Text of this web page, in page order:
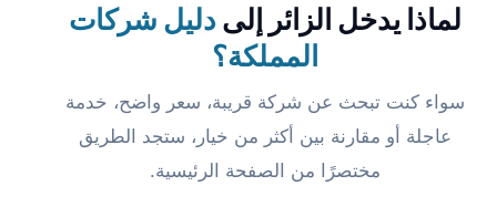
لماذا يدخل الزائر إلىدليل شركات
المملكة؟
سواء كنت تبحث عن شركة قريبة، سعر واضح، خدمة
عاجلة أو مقارنة بين أكثر من خيار، ستجد الطريق
مختصرًا من الصفحة الرئيسية.